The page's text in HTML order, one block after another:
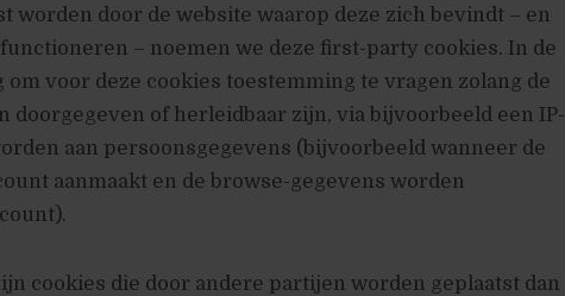
worden door de website waarop deze zich bevindt – en
– noemen we deze first-party cookies. In de
voor deze cookies toestemming te vragen zolang de
doorgegeven of herleidbaar zijn, via bijvoorbeeld een IP-
aan persoonsgegevens (bijvoorbeeld wanneer de
aanmaakt en de browse-gegevens worden
cookies die door andere partijen worden geplaatst dan